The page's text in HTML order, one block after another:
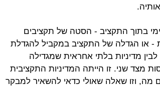
בתוך התקציב - הסטה של תקציבים
- או הגדלה של התקציב במקביל להגדלת
מדיניות בלתי אחראית שמגדילה
מצד שני. זו הייתה המדיניות התקציבית
וזו שאלה שאולי כדאי להשאיר למבקר